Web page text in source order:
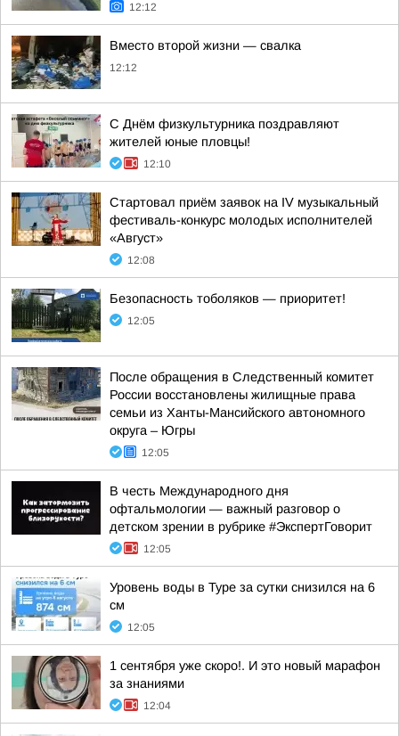
12:12
Вместо второй жизни — свалка
12:12
С Днём физкультурника поздравляют
жителей юные пловцы!
12:10
Стартовал приём заявок на IV музыкальный
фестиваль-конкурс молодых исполнителей
«Август»
12:08
Безопасность тоболяков — приоритет!
12:05
После обращения в Следственный комитет
России восстановлены жилищные права
семьи из Ханты-Мансийского автономного
округа – Югры
12:05
В честь Международного дня
офтальмологии — важный разговор о
детском зрении в рубрике #ЭкспертГоворит
12:05
Уровень воды в Туре за сутки снизился на 6
см
12:05
1 сентября уже скоро!. И это новый марафон
за знаниями
12:04